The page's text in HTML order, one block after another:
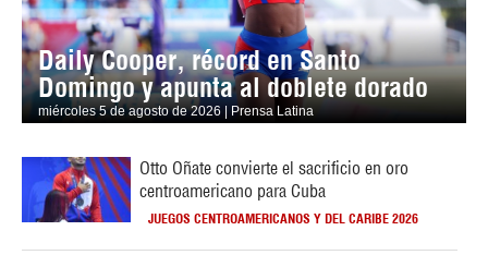
Daily Cooper, récord en Santo
Domingo y apunta al doblete dorado
miércoles 5 de agosto de 2026 | Prensa Latina
Otto Oñate convierte el sacrificio en oro
centroamericano para Cuba
JUEGOS CENTROAMERICANOS Y DEL CARIBE 2026